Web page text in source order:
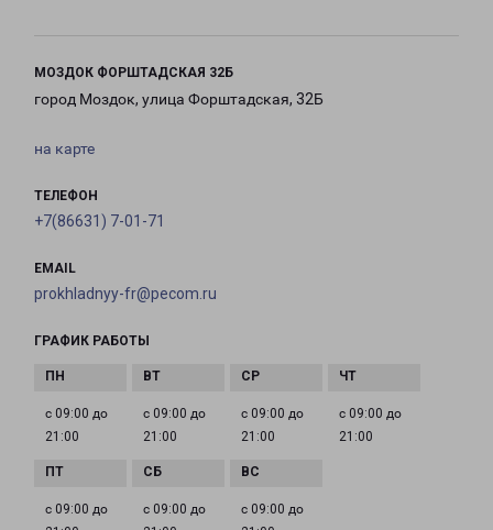
МОЗДОК ФОРШТАДСКАЯ 32Б
город Моздок, улица Форштадская, 32Б
на карте
ТЕЛЕФОН
+7(86631) 7-01-71
EMAIL
prokhladnyy-fr@pecom.ru
ГРАФИК РАБОТЫ
с 09:00 до
21:00
с 09:00 до
21:00
с 09:00 до
21:00
с 09:00 до
21:00
с 09:00 до
с 09:00 до
с 09:00 до